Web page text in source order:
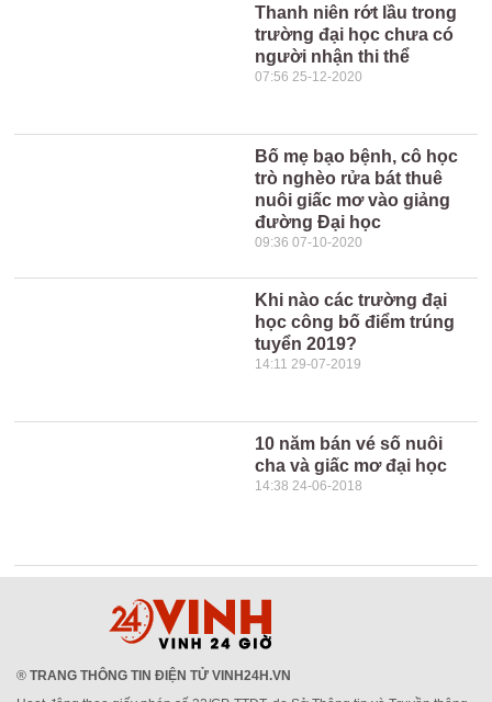
Thanh niên rớt lầu trong
trường đại học chưa có
người nhận thi thể
07:56 25-12-2020
Bố mẹ bạo bệnh, cô học
trò nghèo rửa bát thuê
nuôi giấc mơ vào giảng
đường Đại học
09:36 07-10-2020
Khi nào các trường đại
học công bố điểm trúng
tuyển 2019?
14:11 29-07-2019
10 năm bán vé số nuôi
cha và giấc mơ đại học
14:38 24-06-2018
® TRANG THÔNG TIN ĐIỆN TỬ VINH24H.VN